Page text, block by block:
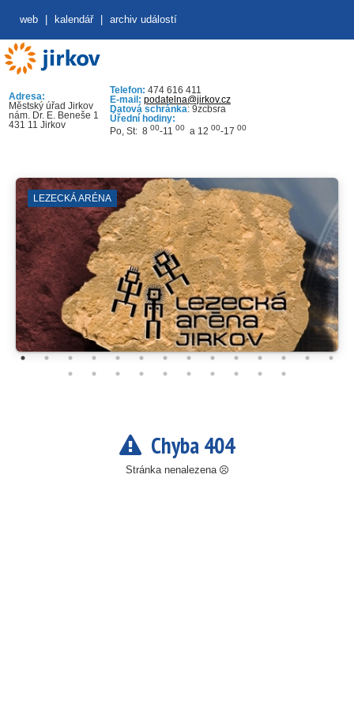
web kalendář archiv událostí
Adresa:
Městský úřad Jirkov
nám. Dr. E. Beneše 1
431 11 Jirkov
Telefon: 474 616 411
E-mail: podatelna@jirkov.cz
Datová schránka: 9zcbsra
Úřední hodiny:
Po, St: 8 00-11 00 a 12 00-17 00
LEZECKÁ ARÉNA
Chyba 404
Stránka nenalezena